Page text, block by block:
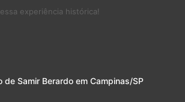
experiência histórica!
de Samir Berardo em Campinas/SP